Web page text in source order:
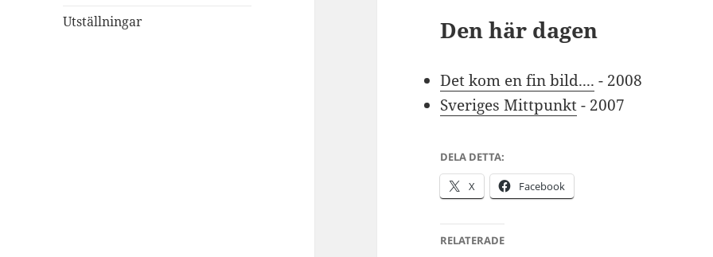
Utställningar
Den här dagen
Det kom en fin bild.... - 2008
Sveriges Mittpunkt- 2007
DELA DETTA:
X Facebook
RELATERADE